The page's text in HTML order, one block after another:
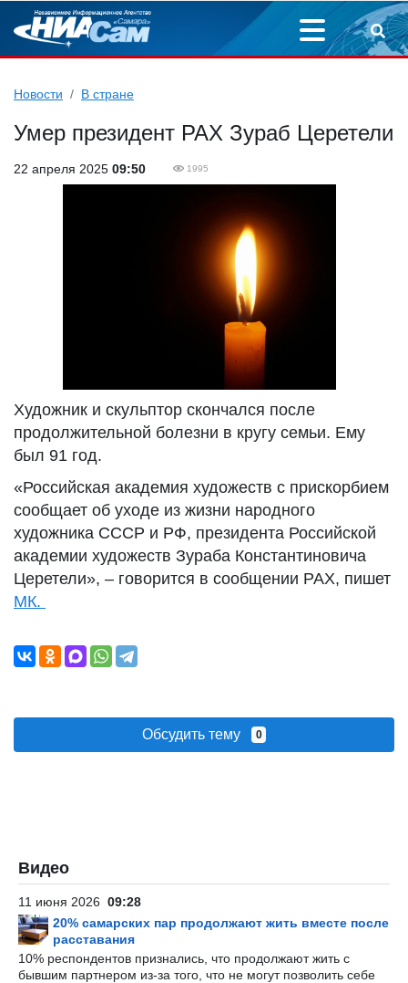
Новости В стране
Умер президент РАХ Зураб Церетели
22 апреля 2025 09:50 1995
Художник и скульптор скончался после
продолжительной болезни в кругу семьи. Ему
был 91 год.
«Российская академия художеств с прискорбием
сообщает об уходе из жизни народного
художника СССР и РФ, президента Российской
академии художеств Зураба Константиновича
Церетели», – говорится в сообщении РАХ, пишет
МК.
Обсудить тему 0
Видео
11 июня 2026 09:28
20% самарских пар продолжают жить вместе после
расставания
10% респондентов признались, что продолжают жить с
бывшим партнером из-за того, что не могут позволить себе